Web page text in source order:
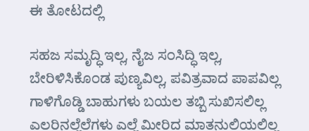
ಈ ತೋಟದಲ್ಲಿ
ಸಹಜ ಸಮೃದ್ಧಿ ಇಲ್ಲ, ನೈಜ ಸಂಸಿದ್ಧಿ ಇಲ್ಲ,
ಬೇರಿಳಿಸಿಕೊಂಡ ಪುಣ್ಯವಿಲ್ಲ, ಪವಿತ್ರವಾದ ಪಾಪವಿಲ್ಲ
ಗಾಳಿಗೊಡ್ಡಿ ಬಾಹುಗಳು ಬಯಲ ತಬ್ಬಿ ಸುಖಿಸಲಿಲ್ಲ
ಎಲರಿನಲ್ಲೆಲೆಗಳು ಎಲ್ಲೆ ಮೀರಿದ ಮಾತನುಲಿಯಲಿಲ್ಲ